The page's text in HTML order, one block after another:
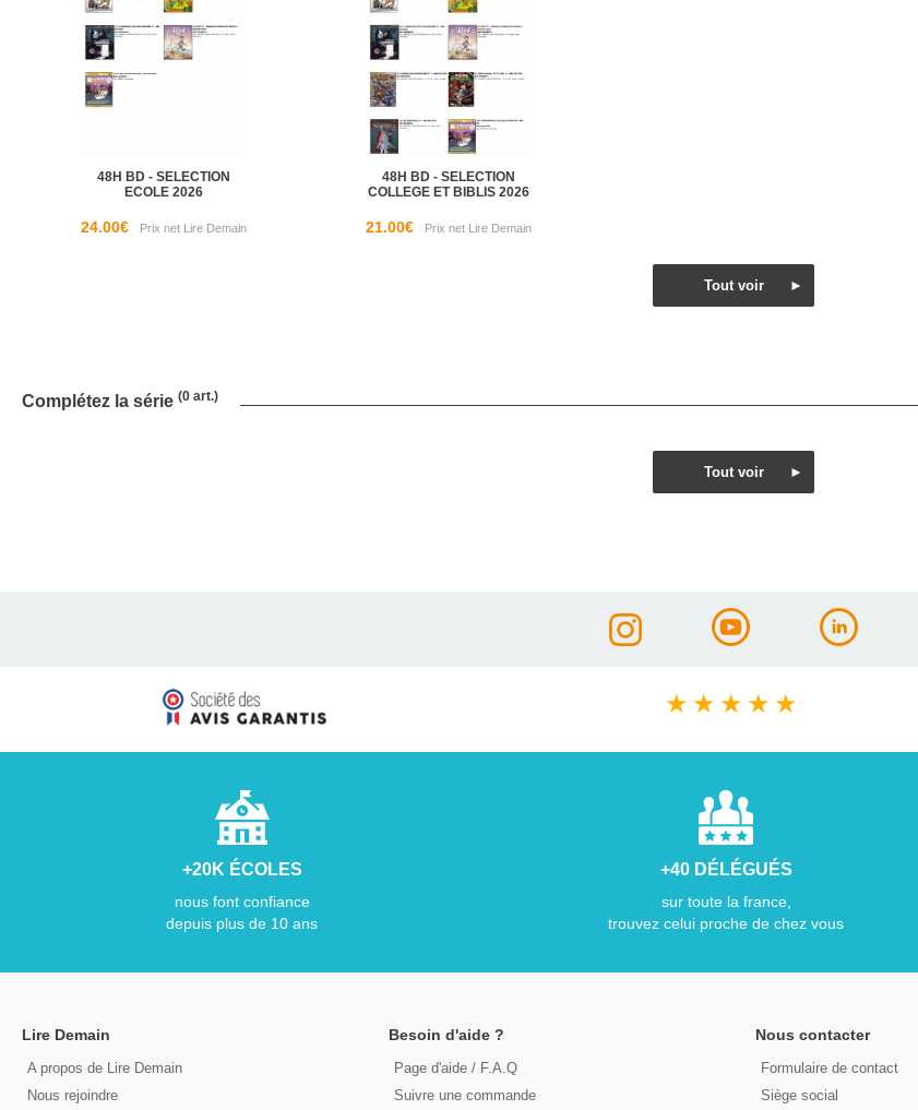
48H BD - SELECTION
ECOLE 2026
24.00€
48H BD - SELECTION
COLLEGE ET BIBLIS 2026
21.00€
Complétez la série (0 art.)
★ ★ ★ ★ ★
+20K ÉCOLES
nous font confiance
depuis plus de 10 ans
+40 DÉLÉGUÉS
sur toute la france,
trouvez celui proche de chez vous
Lire Demain
A propos de Lire Demain
Nous rejoindre
Besoin d'aide ?
Page d'aide / F.A.Q
Suivre une commande
Nous contacter
Formulaire de contact
Siège social